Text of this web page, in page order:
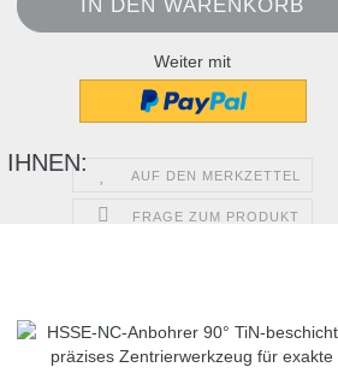
Weiter mit
AUF DEN MERKZETTEL
FRAGE ZUM PRODUKT